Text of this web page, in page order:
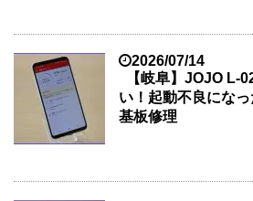
2026/07/14
【岐阜】JOJO L-
い！起動不良にな
基板修理